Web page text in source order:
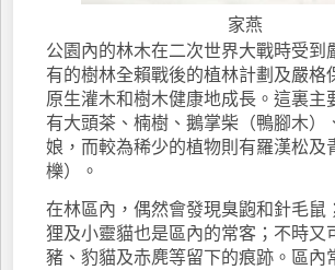
家燕
公園內的林木在二次世界大戰時受到
有的樹林全賴戰後的植林計劃及嚴格
原生灌木和樹木健康地成長。這裏主
有大頭茶、楠樹、鵝掌柴（鴨腳木）
娘，而較為稀少的植物則有羅漢松及
櫟）。
在林區內，偶然會發現臭鼩和針毛鼠
狸及小靈貓也是區內的常客；不時又
豬、豹貓及赤麂等留下的痕跡。區內